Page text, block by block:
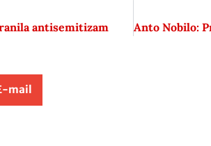
antisemitizam
mail